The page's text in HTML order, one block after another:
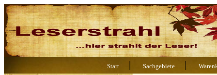
Start | Sachgebiete |